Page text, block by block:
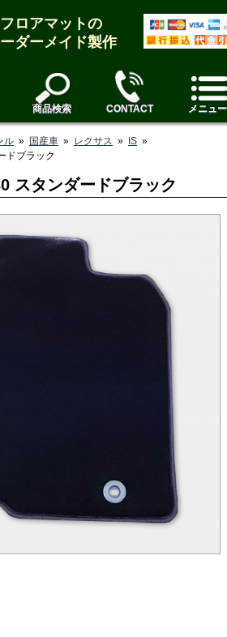
ロアマットの
ダーメイド製作
商品検索 CONTACT メニュー
ル » 国産車 » レクサス » IS »
ドブラック
スタンダードブラック